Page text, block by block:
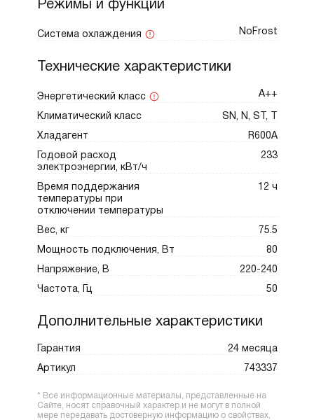
Режимы и функции
Система охлаждения NoFrost
Технические характеристики
Энергетический класс А++
Климатический класс SN, N, ST, T
Хладагент R600A
Годовой расход
электроэнергии, кВт/ч
233
Время поддержания
температуры при
отключении температуры
12 ч
Вес, кг 75.5
Мощность подключения, Вт 80
Напряжение, В 220-240
Частота, Гц 50
Дополнительные характеристики
Гарантия 24 месяца
Артикул 743337
* Все информационные материалы, представленные на
Сайте, носят справочный характер и не могут в полной
мере передавать достоверную информацию о свойствах,